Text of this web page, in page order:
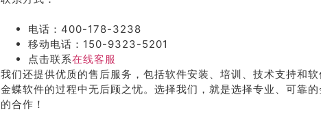
电话：400-178-3238
移动电话：150-9323-5201
点击联系在线客服
我们还提供优质的售后服务，包括软件安装、培训、技术支持和
金蝶软件的过程中无后顾之忧。选择我们，就是选择专业、可靠
的合作！